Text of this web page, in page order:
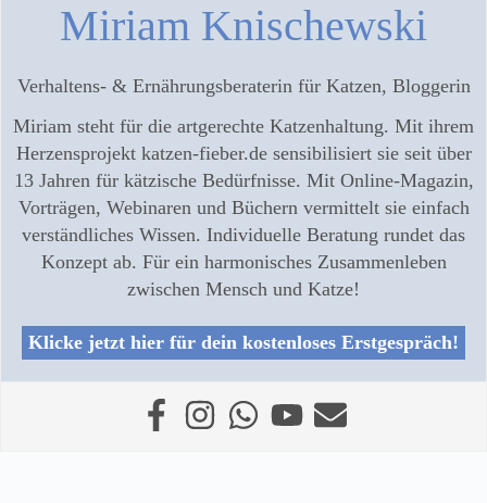
Miriam Knischewski
Verhaltens- & Ernährungsberaterin für Katzen, Bloggerin
Miriam steht für die artgerechte Katzenhaltung. Mit ihrem
Herzensprojekt katzen-fieber.de sensibilisiert sie seit über
13 Jahren für kätzische Bedürfnisse. Mit Online-Magazin,
Vorträgen, Webinaren und Büchern vermittelt sie einfach
verständliches Wissen. Individuelle Beratung rundet das
Konzept ab. Für ein harmonisches Zusammenleben
zwischen Mensch und Katze!
Klicke jetzt hier für dein kostenloses Erstgespräch!